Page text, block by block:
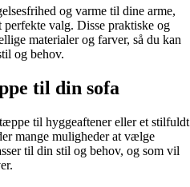
og varme til dine arme,
valg. Disse praktiske og
materialer og farver, så du kan
og behov.
til din sofa
til hyggeaftener eller et stilfuldt
mange muligheder at vælge
til din stil og behov, og som vil